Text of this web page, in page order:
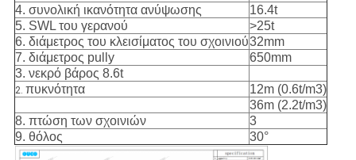
4. συνολική ικανότητα ανύψωσης
16.4t
5. SWL του γερανού
>25t
6. διάμετρος του κλεισίματος του σχοινιού32mm
7. διάμετρος pully
650mm
3. νεκρό βάρος 8.6t
2. πυκνότητα
12m (0.6t/m3)
36m (2.2t/m3)
8. πτώση των σχοινιών
3
9. θόλος
30°